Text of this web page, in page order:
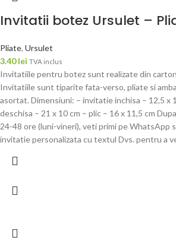
Invitatii botez Ursulet –
Pliate, Ursulet
3.40lei TVA inclus
Invitatiile pentru botez sunt realizate din
Invitatiile sunt tiparite fata-verso, pliate si
asortat. Dimensiuni: – invitatie inchisa – 12,5 x
deschisa – 21 x 10 cm – plic – 16 x 11,5 cm
24-48 ore (luni-vineri), veti primi pe WhatsApp
invitatie personalizata cu textul Dvs. pentru a